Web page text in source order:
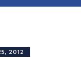
Legal
2012